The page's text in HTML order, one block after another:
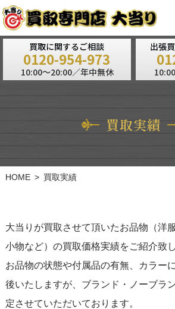
買取に関するご相談
0120-954-973
10:00～20:00／年中無休
出張
買取実績
HOME 買取実績
大当りが買取させて頂いたお品物（洋
小物など）の買取価格実績をご紹介致し
お品物の状態や付属品の有無、カラー
後いたしますが、ブランド・ノーブラ
定させていただいております。